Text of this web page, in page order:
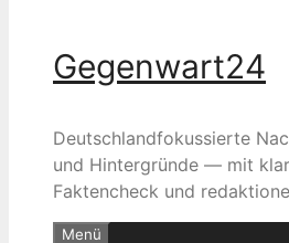
Gegenwart24
Deutschlandfokussierte
und Hintergründe — mit
Faktencheck und
Menü